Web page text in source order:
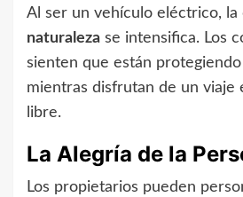
Al ser un vehículo eléctrico, la
naturaleza se intensifica. Los
sienten que están
mientras disfrutan de un viaje
libre.
La Alegría de la
Los propietarios pueden